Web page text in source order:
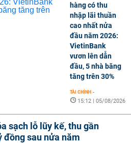
hàng có thu
nhập lãi thuần
cao nhất nửa
đầu năm 2026:
VietinBank
vươn lên dẫn
đầu, 5 nhà băng
tăng trên 30%
TÀI CHÍNH -
15:12 | 05/08/2026
sạch lỗ lũy kế, thu gần
đồng sau nửa năm